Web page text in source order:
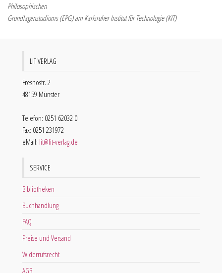
Philosophischen
Grundlagenstudiums (EPG) am Karlsruher Institut für Technologie (KIT)
LIT VERLAG
Fresnostr. 2
48159 Münster
Telefon: 0251 62032 0
Fax: 0251 231972
eMail: lit@lit-verlag.de
SERVICE
Bibliotheken
Buchhandlung
FAQ
Preise und Versand
Widerrufsrecht
AGB